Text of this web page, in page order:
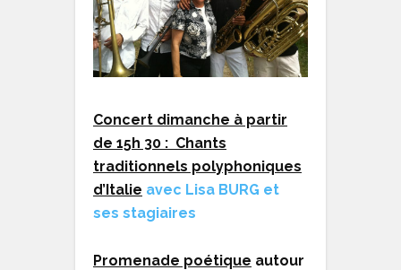
Concert dimanche à partir
de 15h 30 : Chants
traditionnels polyphoniques
d’Italie avec Lisa BURG et
ses stagiaires
Promenade poétique autour